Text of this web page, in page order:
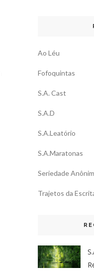
Ao Léu
Fofoquintas
S.A. Cast
S.A.D
S.A.Leatório
S.A.Maratonas
Seriedade
Trajetos da